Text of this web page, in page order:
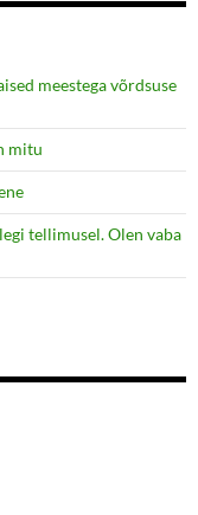
meestega võrdsuse
mitu
tellimusel. Olen vaba